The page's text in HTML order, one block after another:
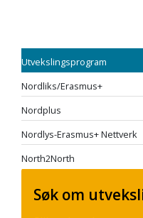
Utvekslingsprogram
Nordliks/Erasmus+
Nordplus
Nordlys-Erasmus+ Nettverk
North2North
Søk om